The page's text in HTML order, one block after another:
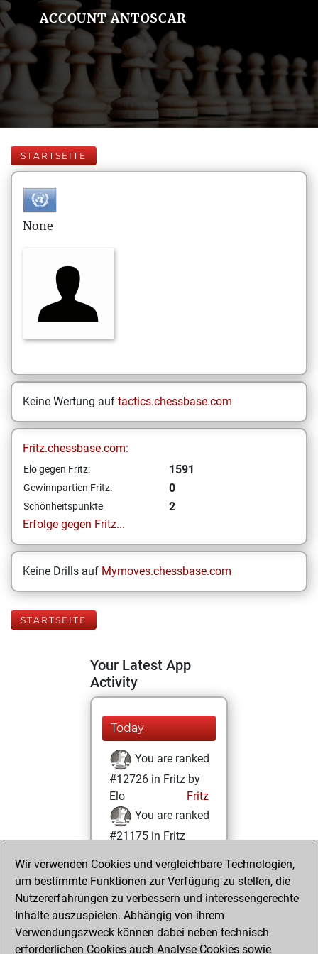
ACCOUNT ANTOSCAR
STARTSEITE
None
Keine Wertung auf tactics.chessbase.com
Fritz.chessbase.com:
Elo gegen Fritz: 1591
Gewinnpartien Fritz: 0
Schönheitspunkte
2
Erfolge gegen Fritz...
Keine Drills auf Mymoves.chessbase.com
STARTSEITE
Your Latest App
Activity
Today
You are ranked
#12726 in Fritz by
Elo
Fritz
You are ranked
#21175 in Fritz
Mittwoch, Juni 14,
2023
You achieved a
BeautyScore of 2
Wir verwenden Cookies und vergleichbare Technologien,
um bestimmte Funktionen zur Verfügung zu stellen, die
Nutzererfahrungen zu verbessern und interessengerechte
Inhalte auszuspielen. Abhängig von ihrem
Verwendungszweck können dabei neben technisch
erforderlichen Cookies auch Analyse-Cookies sowie